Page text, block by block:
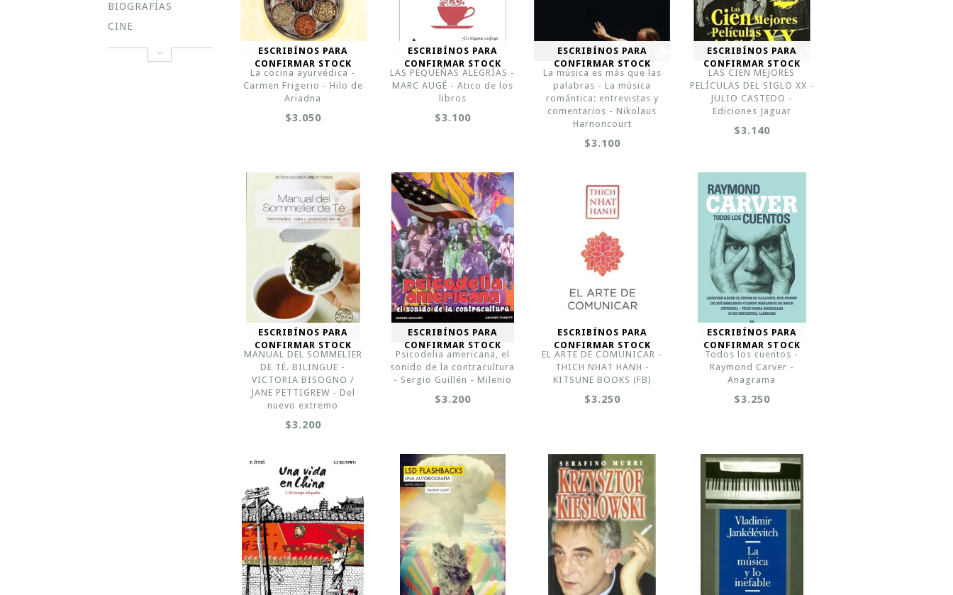
BIOGRAFÍAS
CINE
ESCRIBÍNOS PARA
CONFIRMAR STOCK
La cocina ayurvédica -
Carmen Frigerio - Hilo de
Ariadna
$3.050
ESCRIBÍNOS PARA
CONFIRMAR STOCK
LAS PEQUEÑAS ALEGRÍAS -
MARC AUGÉ - Atico de los
libros
$3.100
ESCRIBÍNOS PARA
CONFIRMAR STOCK
La música es más que las
palabras - La música
romántica: entrevistas y
comentarios - Nikolaus
Harnoncourt
$3.100
ESCRIBÍNOS PARA
CONFIRMAR STOCK
LAS CIEN MEJORES
PELÍCULAS DEL SIGLO XX -
JULIO CASTEDO -
Ediciones Jaguar
$3.140
ESCRIBÍNOS PARA
CONFIRMAR STOCK
MANUAL DEL SOMMELIER
DE TÉ. BILINGUE -
VICTORIA BISOGNO /
JANE PETTIGREW - Del
nuevo extremo
$3.200
ESCRIBÍNOS PARA
CONFIRMAR STOCK
Psicodelia americana, el
sonido de la contracultura
- Sergio Guillén - Milenio
$3.200
ESCRIBÍNOS PARA
CONFIRMAR STOCK
EL ARTE DE COMUNICAR -
THICH NHAT HANH -
KITSUNE BOOKS (FB)
$3.250
ESCRIBÍNOS PARA
CONFIRMAR STOCK
Todos los cuentos -
Raymond Carver -
Anagrama
$3.250